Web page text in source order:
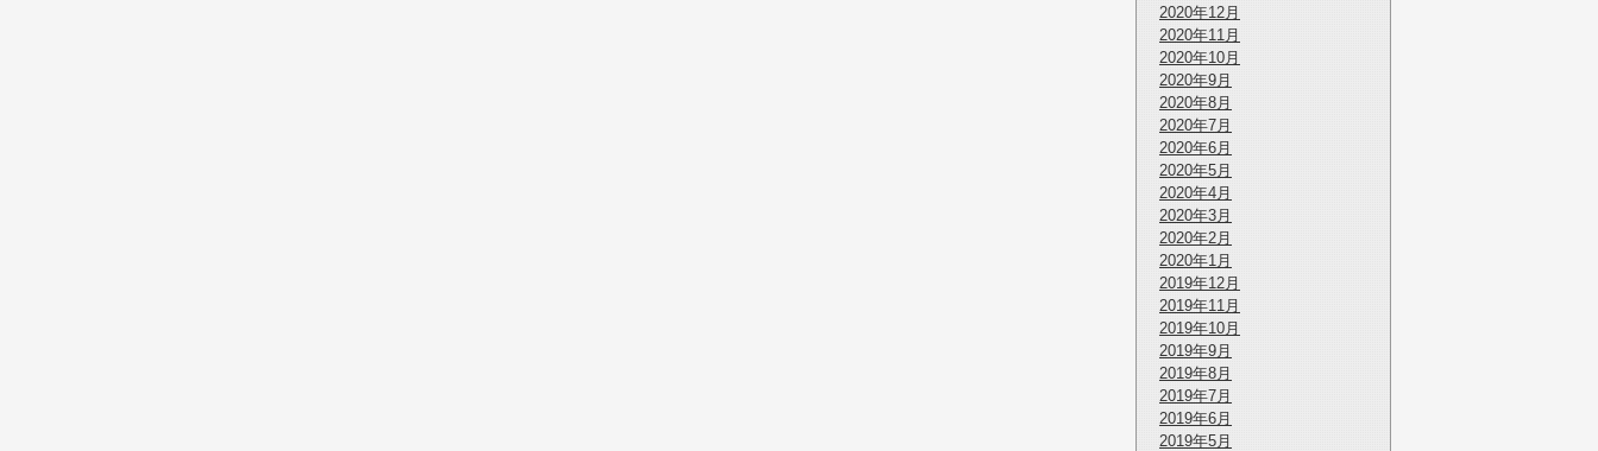
2020年12月
2020年11月
2020年10月
2020年9月
2020年8月
2020年7月
2020年6月
2020年5月
2020年4月
2020年3月
2020年2月
2020年1月
2019年12月
2019年11月
2019年10月
2019年9月
2019年8月
2019年7月
2019年6月
2019年5月